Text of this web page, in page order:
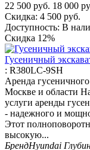
22 500 руб. 18 000
Скидка: 4 500 руб.
Доступность: В
Скидка 12%
Гусеничный
: R380LC-9SH
Аренда
Москве и области
услуги аренды
- надежного и
Этот
высокую...
БрендHyundai